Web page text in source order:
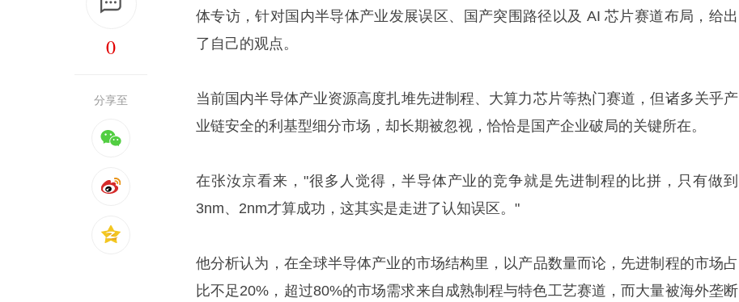
0
分享至
体专访，针对国内半导体产业发展误区、国产突围路径以及 AI 芯片赛道布局，给出
了自己的观点。
当前国内半导体产业资源高度扎堆先进制程、大算力芯片等热门赛道，但诸多关乎产
业链安全的利基型细分市场，却长期被忽视，恰恰是国产企业破局的关键所在。
在张汝京看来，"很多人觉得，半导体产业的竞争就是先进制程的比拼，只有做到
3nm、2nm才算成功，这其实是走进了认知误区。"
他分析认为，在全球半导体产业的市场结构里，以产品数量而论，先进制程的市场占
比不足20%，超过80%的市场需求来自成熟制程与特色工艺赛道，而大量被海外垄断